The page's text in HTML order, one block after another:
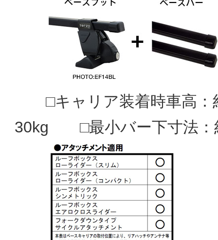
□キャリア装着時車高
30kg □最小バー下寸法：